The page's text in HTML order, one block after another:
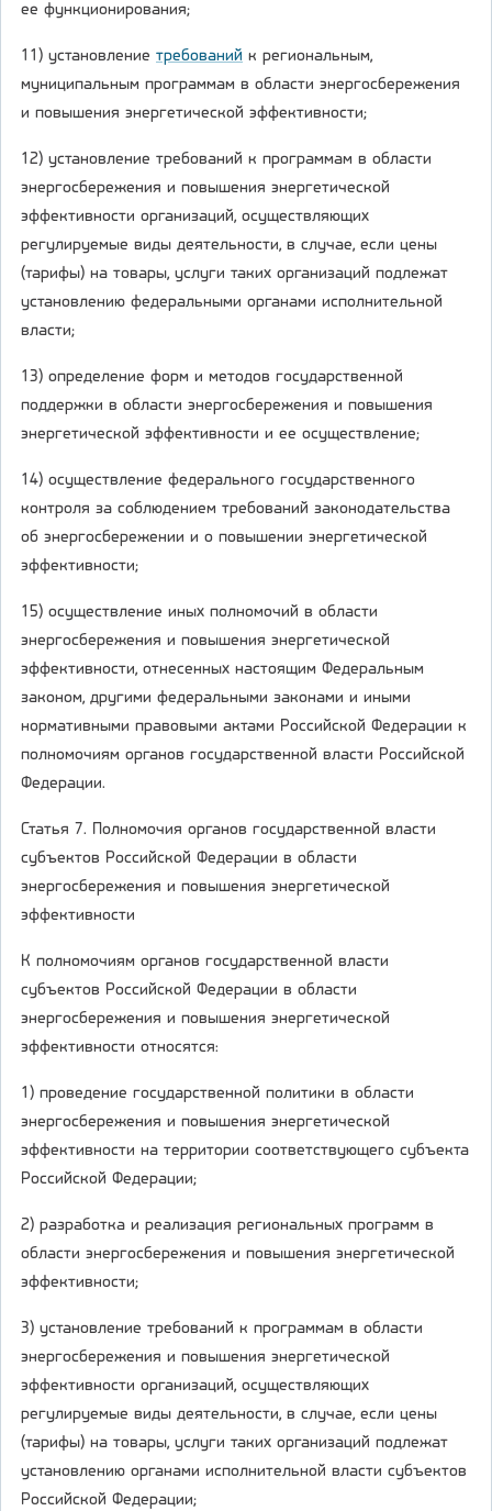
ее функционирования;
11) установление требований к региональным,
муниципальным программам в области энергосбережения
и повышения энергетической эффективности;
12) установление требований к программам в области
энергосбережения и повышения энергетической
эффективности организаций, осуществляющих
регулируемые виды деятельности, в случае, если цены
(тарифы) на товары, услуги таких организаций подлежат
установлению федеральными органами исполнительной
власти;
13) определение форм и методов государственной
поддержки в области энергосбережения и повышения
энергетической эффективности и ее осуществление;
14) осуществление федерального государственного
контроля за соблюдением требований законодательства
об энергосбережении и о повышении энергетической
эффективности;
15) осуществление иных полномочий в области
энергосбережения и повышения энергетической
эффективности, отнесенных настоящим Федеральным
законом, другими федеральными законами и иными
нормативными правовыми актами Российской Федерации к
полномочиям органов государственной власти Российской
Федерации.
Статья 7. Полномочия органов государственной власти
субъектов Российской Федерации в области
энергосбережения и повышения энергетической
эффективности
К полномочиям органов государственной власти
субъектов Российской Федерации в области
энергосбережения и повышения энергетической
эффективности относятся:
1) проведение государственной политики в области
энергосбережения и повышения энергетической
эффективности на территории соответствующего субъекта
Российской Федерации;
2) разработка и реализация региональных программ в
области энергосбережения и повышения энергетической
эффективности;
3) установление требований к программам в области
энергосбережения и повышения энергетической
эффективности организаций, осуществляющих
регулируемые виды деятельности, в случае, если цены
(тарифы) на товары, услуги таких организаций подлежат
установлению органами исполнительной власти субъектов
Российской Федерации;